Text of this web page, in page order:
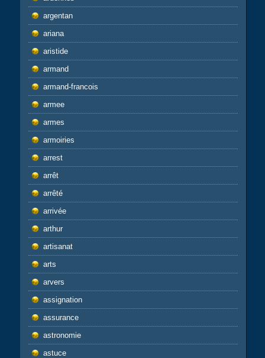
argentan
ariana
aristide
armand
armand-francois
armee
armes
armoiries
arrest
arrêt
arrêté
arrivée
arthur
artisanat
arts
arvers
assignation
assurance
astronomie
astuce